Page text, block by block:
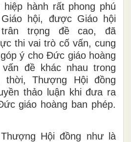
hiệp hành rất phong phú
hội, được Giáo hội
trọng đề cao, đã
thi vai trò cố vấn, cung
ý cho Đức giáo hoàng
đề khác nhau trong
thời, Thượng Hội đồng
thảo luận khi đưa ra
giáo hoàng ban phép.
Hội đồng như là